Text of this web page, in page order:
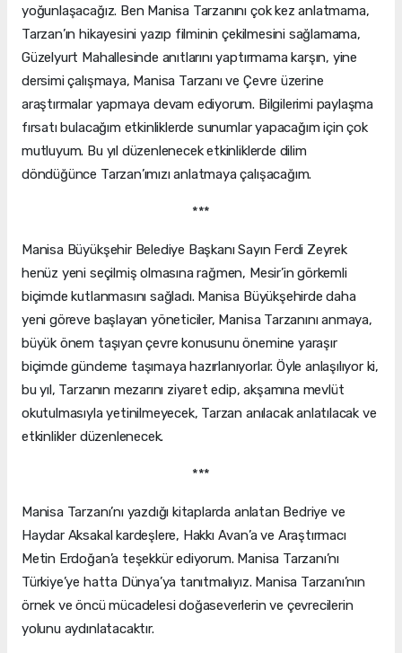
yoğunlaşacağız. Ben Manisa Tarzanını çok kez anlatmama,
Tarzan’ın hikayesini yazıp filminin çekilmesini sağlamama,
Güzelyurt Mahallesinde anıtlarını yaptırmama karşın, yine
dersimi çalışmaya, Manisa Tarzanı ve Çevre üzerine
araştırmalar yapmaya devam ediyorum. Bilgilerimi paylaşma
fırsatı bulacağım etkinliklerde sunumlar yapacağım için çok
mutluyum. Bu yıl düzenlenecek etkinliklerde dilim
döndüğünce Tarzan’ımızı anlatmaya çalışacağım.
***
Manisa Büyükşehir Belediye Başkanı Sayın Ferdi Zeyrek
henüz yeni seçilmiş olmasına rağmen, Mesir’in görkemli
biçimde kutlanmasını sağladı. Manisa Büyükşehirde daha
yeni göreve başlayan yöneticiler, Manisa Tarzanını anmaya,
büyük önem taşıyan çevre konusunu önemine yaraşır
biçimde gündeme taşımaya hazırlanıyorlar. Öyle anlaşılıyor ki,
bu yıl, Tarzanın mezarını ziyaret edip, akşamına mevlüt
okutulmasıyla yetinilmeyecek, Tarzan anılacak anlatılacak ve
etkinlikler düzenlenecek.
***
Manisa Tarzanı’nı yazdığı kitaplarda anlatan Bedriye ve
Haydar Aksakal kardeşlere, Hakkı Avan’a ve Araştırmacı
Metin Erdoğan’a teşekkür ediyorum. Manisa Tarzanı’nı
Türkiye’ye hatta Dünya’ya tanıtmalıyız. Manisa Tarzanı’nın
örnek ve öncü mücadelesi doğaseverlerin ve çevrecilerin
yolunu aydınlatacaktır.